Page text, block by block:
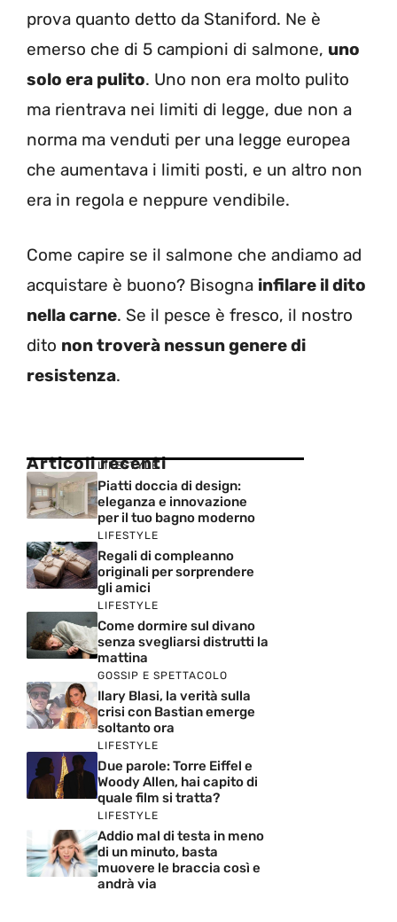
prova quanto detto da Staniford. Ne è
emerso che di 5 campioni di salmone, uno
solo era pulito. Uno non era molto pulito
ma rientrava nei limiti di legge, due non a
norma ma venduti per una legge europea
che aumentava i limiti posti, e un altro non
era in regola e neppure vendibile.
Come capire se il salmone che andiamo ad
acquistare è buono? Bisogna infilare il dito
nella carne. Se il pesce è fresco, il nostro
dito non troverà nessun genere di
resistenza.
Articoli recenti
LIFESTYLE
Piatti doccia di design:
eleganza e innovazione
per il tuo bagno moderno
LIFESTYLE
Regali di compleanno
originali per sorprendere
gli amici
LIFESTYLE
Come dormire sul divano
senza svegliarsi distrutti la
mattina
GOSSIP E SPETTACOLO
Ilary Blasi, la verità sulla
crisi con Bastian emerge
soltanto ora
LIFESTYLE
Due parole: Torre Eiffel e
Woody Allen, hai capito di
quale film si tratta?
LIFESTYLE
Addio mal di testa in meno
di un minuto, basta
muovere le braccia così e
andrà via